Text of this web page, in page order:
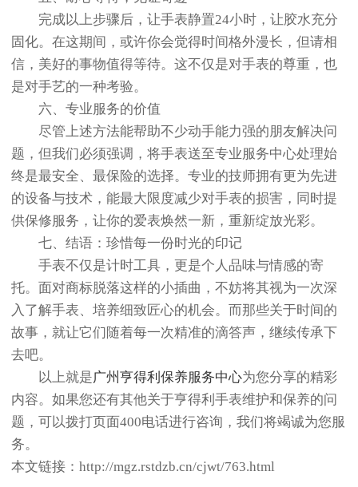
完成以上步骤后，让手表静置24小时，让胶水充分
固化。在这期间，或许你会觉得时间格外漫长，但请相
信，美好的事物值得等待。这不仅是对手表的尊重，也
是对手艺的一种考验。
六、专业服务的价值
尽管上述方法能帮助不少动手能力强的朋友解决问
题，但我们必须强调，将手表送至专业服务中心处理始
终是最安全、最保险的选择。专业的技师拥有更为先进
的设备与技术，能最大限度减少对手表的损害，同时提
供保修服务，让你的爱表焕然一新，重新绽放光彩。
七、结语：珍惜每一份时光的印记
手表不仅是计时工具，更是个人品味与情感的寄
托。面对商标脱落这样的小插曲，不妨将其视为一次深
入了解手表、培养细致匠心的机会。而那些关于时间的
故事，就让它们随着每一次精准的滴答声，继续传承下
去吧。
以上就是广州亨得利保养服务中心为您分享的精彩
内容。如果您还有其他关于亨得利手表维护和保养的问
题，可以拨打页面400电话进行咨询，我们将竭诚为您服
务。
本文链接：http://mgz.rstdzb.cn/cjwt/763.html